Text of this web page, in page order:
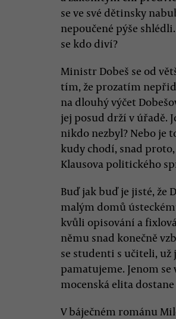
se ve své dětinsky
nepoučené pýše
se kdo diví?
Ministr Dobeš se od
tím, že prozatím
na dlouhý výčet
jej posud drží v úřadě.
nikdo nezbyl? Nebo je
kudy chodí, snad
Klausova politického
Buď jak buď je jisté, že
malým domů
kvůli opisování a
němu snad konečně
se studenti s učiteli, už
pamatujeme. Jenom
mocenská elita
V báječném románu